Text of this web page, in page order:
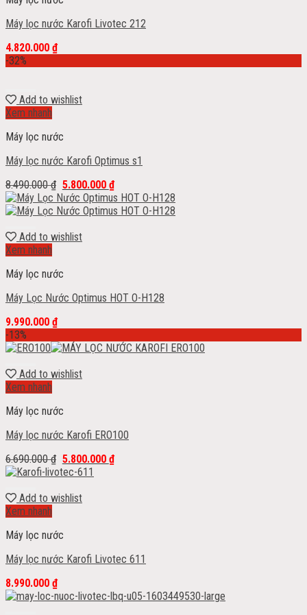
Máy lọc nước Karofi Livotec 212
4.820.000 ₫
-32%
Add to wishlist
Xem nhanh
Máy lọc nước
Máy lọc nước Karofi Optimus s1
8.490.000₫ 5.800.000 ₫
Add to wishlist
Xem nhanh
Máy lọc nước
Máy Lọc Nước Optimus HOT O-H128
9.990.000 ₫
-13%
Add to wishlist
Xem nhanh
Máy lọc nước
Máy lọc nước Karofi ERO100
6.690.000₫ 5.800.000 ₫
Add to wishlist
Xem nhanh
Máy lọc nước
Máy lọc nước Karofi Livotec 611
8.990.000 ₫